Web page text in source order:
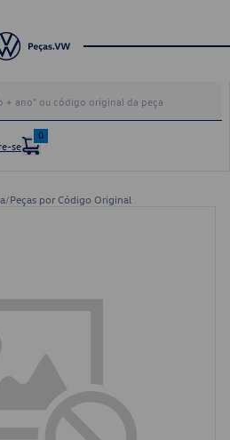
se
0
/Peças por Código Original